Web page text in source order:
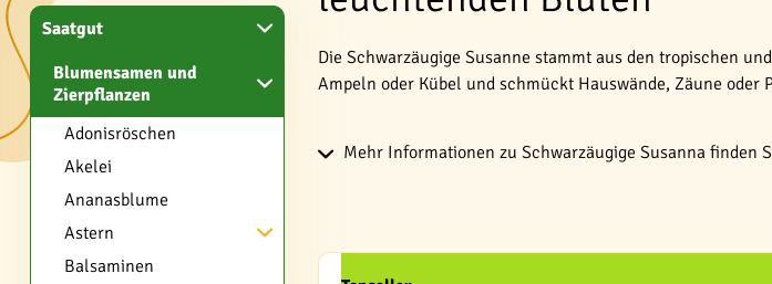
Saatgut
Blumensamen und
Zierpflanzen
Adonisröschen
Akelei
Ananasblume
Astern
Balsaminen
Die Schwarzäugige Susanne stammt aus den tropischen
Ampeln oder Kübel und schmückt Hauswände, Zäune oder
Mehr Informationen zu Schwarzäugige Susanna finden